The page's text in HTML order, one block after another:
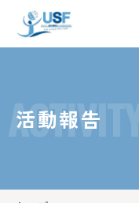
ACTIVITY
活動報告